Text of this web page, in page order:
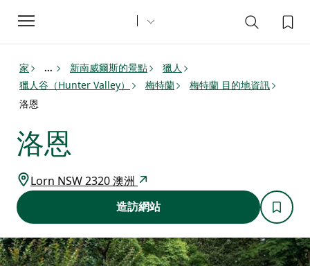
Toggle
navigation
家 ... 新南威爾斯的景點
獵人
獵人谷（Hunter Valley）
梅特蘭
梅特蘭 目的地資訊
洛恩
洛恩
Lorn NSW 2320 澳洲
造訪網站